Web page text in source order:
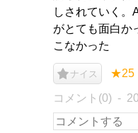
しされていく。
がとても面白か
こなかった
ナイス ★25
コメント(0)